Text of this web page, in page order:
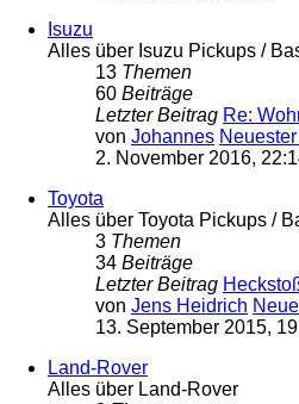
Isuzu
Alles über Isuzu Pickups /
13 Themen
60 Beiträge
Letzter Beitrag Re:
von Johannes
2. November 2016,
Toyota
Alles über Toyota Pickups /
3 Themen
34 Beiträge
Letzter Beitrag
von Jens Heidrich
13. September 2015,
Land-Rover
Alles über Land-Rover